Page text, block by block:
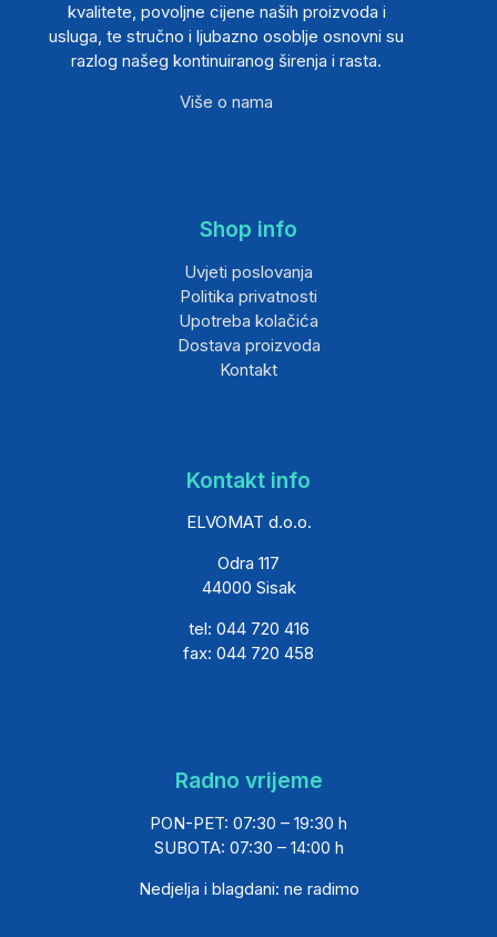
kvalitete, povoljne cijene naših proizvoda i
usluga, te stručno i ljubazno osoblje osnovni su
razlog našeg kontinuiranog širenja i rasta.
Više o nama
Shop info
Uvjeti poslovanja
Politika privatnosti
Upotreba kolačića
Dostava proizvoda
Kontakt
Kontakt info
ELVOMAT d.o.o.
Odra 117
44000 Sisak
tel: 044 720 416
fax: 044 720 458
Radno vrijeme
PON-PET: 07:30 – 19:30 h
SUBOTA: 07:30 – 14:00 h
Nedjelja i blagdani: ne radimo